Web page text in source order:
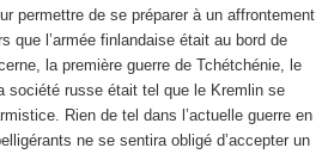
permettre de se préparer à un affrontement
que l’armée finlandaise était au bord de
la première guerre de Tchétchénie, le
société russe était tel que le Kremlin se
Rien de tel dans l’actuelle guerre en
ne se sentira obligé d’accepter un